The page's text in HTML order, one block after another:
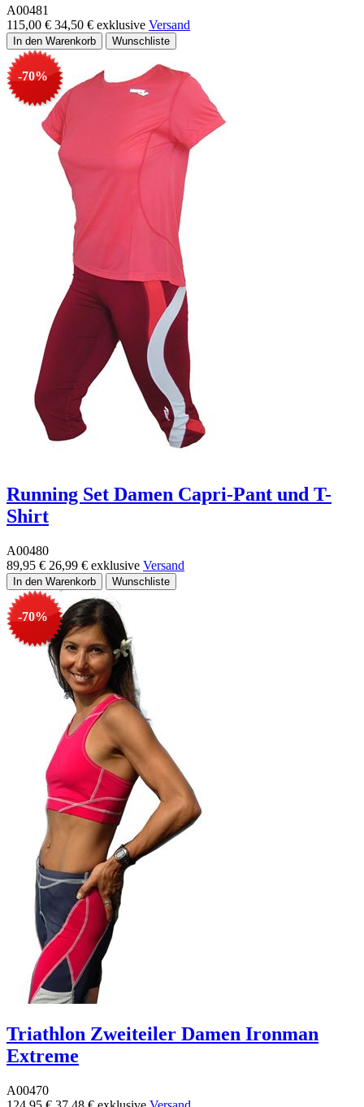
A00481
115,00 € 34,50 € exklusive Versand
-70%
Running Set Damen Capri-Pant und T-
Shirt
A00480
89,95 € 26,99 € exklusive Versand
-70%
Triathlon Zweiteiler Damen Ironman
Extreme
A00470